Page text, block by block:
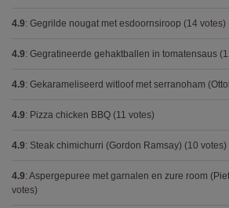
4.9: Gegrilde nougat met esdoornsiroop (14 votes)
4.9: Gegratineerde gehaktballen in tomatensaus
4.9: Gekarameliseerd witloof met serranoham
4.9: Pizza chicken BBQ (11 votes)
4.9: Steak chimichurri (Gordon Ramsay) (10 votes)
4.9: Aspergepuree met garnalen en zure room
votes)